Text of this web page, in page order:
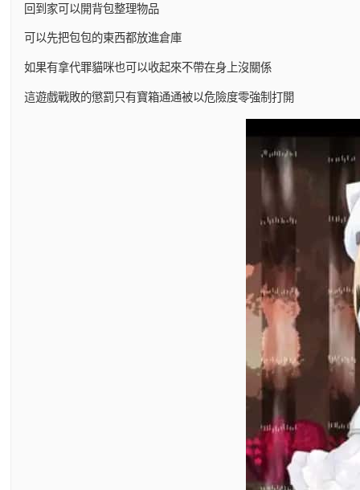
回到家可以開背包整理物品
可以先把包包的東西都放進倉庫
如果有拿代罪貓咪也可以收起來不帶在身上沒關係
這遊戲戰敗的懲罰只有寶箱通通被以危險度零強制打開